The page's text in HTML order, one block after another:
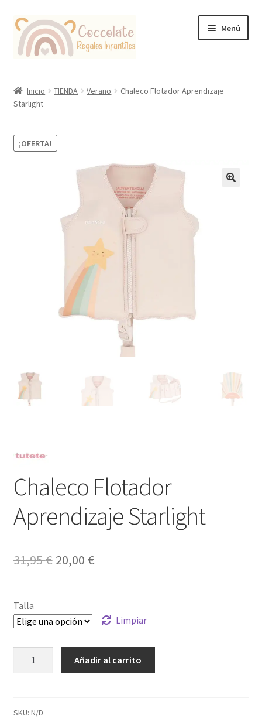
Ir
la
Ir
contenido
Menú
Coccolate Puericultura y Juguetería Educativa
Inicio TIENDA Verano
Chaleco Flotador Aprendizaje
Starlight
¡OFERTA!
Chaleco Flotador
Aprendizaje Starlight
31,95€ El
era:
31,95 €.
20,00 €El
es:
20,00 €.
Talla
Limpiar
cantidad
Añadir al carrito
SKU: N/D